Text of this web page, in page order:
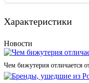
Характеристики
Новости
Чем бижутерия отличается